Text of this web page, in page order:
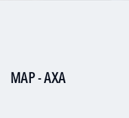
MAP - AXA